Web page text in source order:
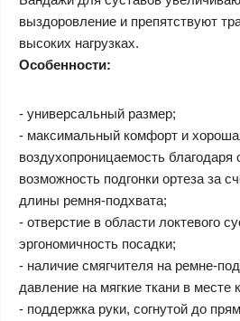
выздоровление и препятствуют
высоких нагрузках.
Особенности:
- универсальный размер;
- максимальный комфорт и
воздухопроницаемость благодаря
возможность подгонки ортеза за
длины ремня-подхвата;
- отверстие в области локтевого
эргономичность посадки;
- наличие смягчителя на ремне-
давление на мягкие ткани в месте
- поддержка руки, согнутой до